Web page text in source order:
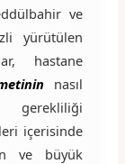
ve
yürütülen
hastane
nasıl
içerisinde
ve büyük